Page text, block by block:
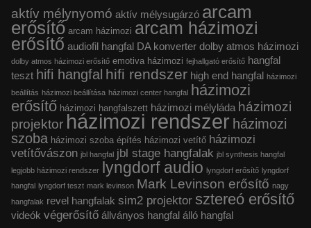
aktív mélynyomó aktív mélysugárzó arcam
erősítő arcam házimozi arcam házimozi
erősítő audiofil hangfal DA konverter dolby atmos házimozi
dolby atmos házimozi erősítő emotiva házimozi fejhallgató erősítő hangfal
teszt hifi hangfal hifi rendszer high end hangfal házimozi
beállítás házimozi beállítása házimozi center hangfal házimozi
erősítő házimozi hangfalszett házimozi mélyláda házimozi
projektor házimozi rendszer házimozi
szoba házimozi szoba építés házimozi vetítő házimozi
vetítővászon jbl hangfal jbl stage hangfalak jbl synthesis hangfal
legjobb házimozi rendszer lyngdorf audio lyngdorf erősítő lyngdorf
hangfal lyngdorf teszt mark levinson Mark Levinson erősítő nagy
hangfalak revel hangfalak sim2 projektor sztereó erősítő
videók végerősítő állványos hangfal álló hangfal